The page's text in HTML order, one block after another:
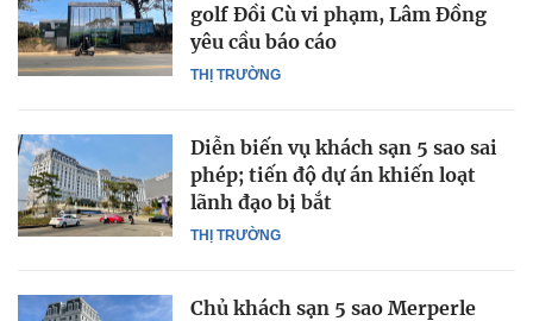
THỊ TRƯỜNG
golf Đồi Cù vi phạm, Lâm Đồng
yêu cầu báo cáo
THỊ TRƯỜNG
Diễn biến vụ khách sạn 5 sao sai
phép; tiến độ dự án khiến loạt
lãnh đạo bị bắt
Chủ khách sạn 5 sao Merperle